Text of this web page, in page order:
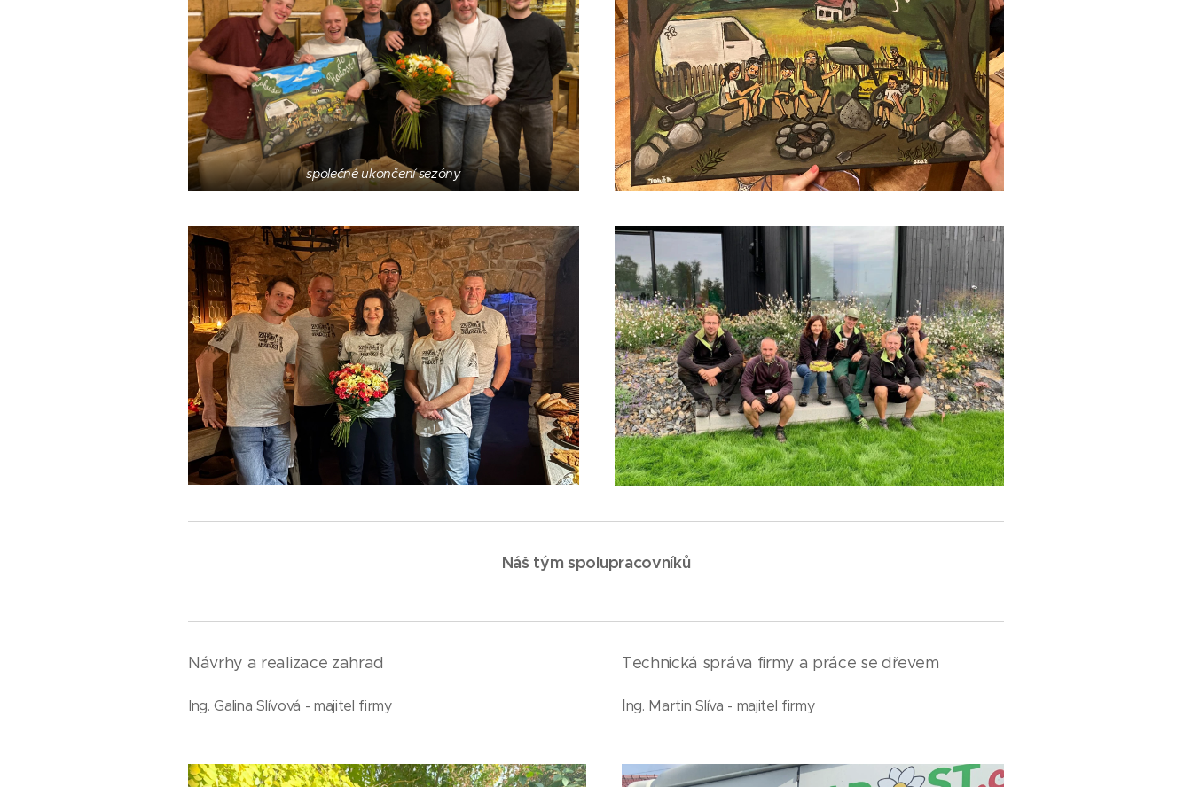
společné ukončení sezóny
Náš tým spolupracovníků
Návrhy a realizace zahrad
Ing. Galina Slívová - majitel firmy
Technická správa firmy a práce se dřevem
Ing. Martin Slíva - majitel firmy